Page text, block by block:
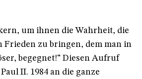
um ihnen die Wahrheit, die
Frieden zu bringen, dem man in
begegnet!“ Diesen Aufruf
II. 1984 an die ganze